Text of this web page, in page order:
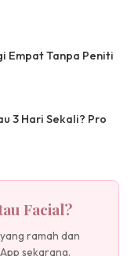
Empat Tanpa Peniti
3 Hari Sekali? Pro
Facial?
ramah dan
sekarang.